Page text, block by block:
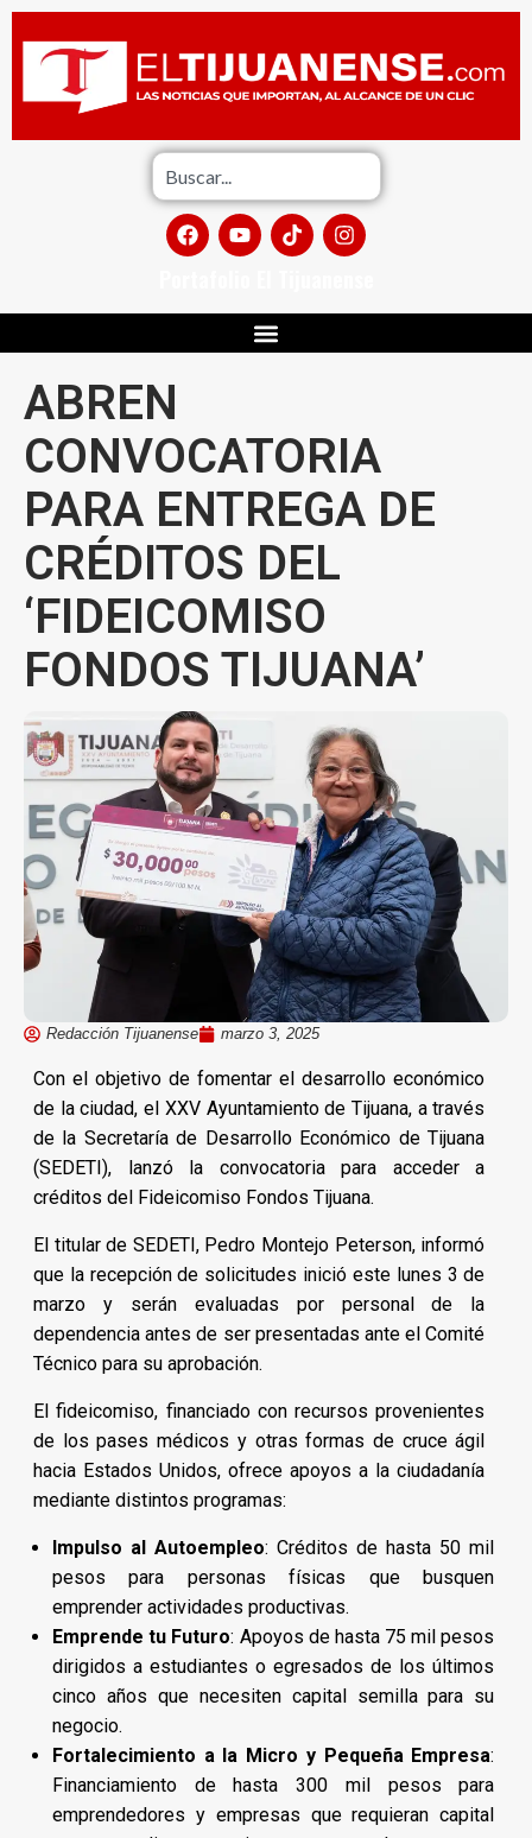
ABREN
CONVOCATORIA
PARA ENTREGA DE
CRÉDITOS DEL
‘FIDEICOMISO
FONDOS TIJUANA’
Redacción Tijuanense marzo 3, 2025
Con el objetivo de fomentar el desarrollo económico
de la ciudad, el XXV Ayuntamiento de Tijuana, a través
de la Secretaría de Desarrollo Económico de Tijuana
(SEDETI), lanzó la convocatoria para acceder a
créditos del Fideicomiso Fondos Tijuana.
El titular de SEDETI, Pedro Montejo Peterson, informó
que la recepción de solicitudes inició este lunes 3 de
marzo y serán evaluadas por personal de la
dependencia antes de ser presentadas ante el Comité
Técnico para su aprobación.
El fideicomiso, financiado con recursos provenientes
de los pases médicos y otras formas de cruce ágil
hacia Estados Unidos, ofrece apoyos a la ciudadanía
mediante distintos programas:
Impulso al Autoempleo: Créditos de hasta 50 mil
pesos para personas físicas que busquen
emprender actividades productivas.
Emprende tu Futuro: Apoyos de hasta 75 mil pesos
dirigidos a estudiantes o egresados de los últimos
cinco años que necesiten capital semilla para su
negocio.
Fortalecimiento a la Micro y Pequeña Empresa:
Financiamiento de hasta 300 mil pesos para
emprendedores y empresas que requieran capital